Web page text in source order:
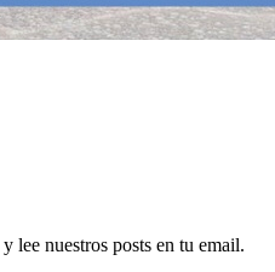
y lee nuestros posts en tu email.